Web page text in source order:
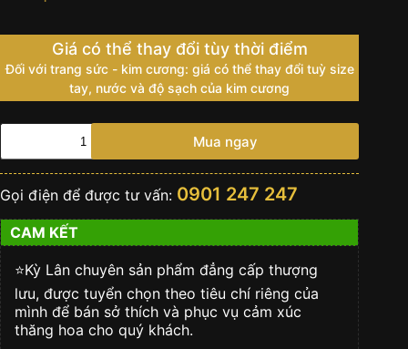
Giá có thể thay đổi tùy thời điểm
Đối với trang sức - kim cương: giá có thể thay đổi tuỳ size
tay, nước và độ sạch của kim cương
ROLEX
DATE
VÀNG
VÀNG
18
CT
-
m228348rbr-
0003
số
lượng
Mua ngay
Gọi điện để được tư vấn: 0901 247 247
CAM KẾT
⭐️Kỳ Lân chuyên sản phẩm đẳng cấp thượng
lưu, được tuyển chọn theo tiêu chí riêng của
mình để bán sở thích và phục vụ cảm xúc
thăng hoa cho quý khách.